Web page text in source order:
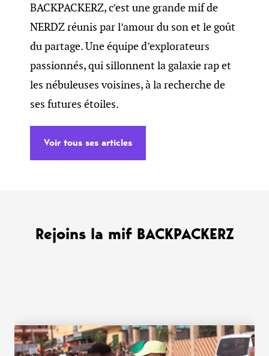
BACKPACKERZ, c’est une grande mif de
NERDZ réunis par l’amour du son et le goût
du partage. Une équipe d’explorateurs
passionnés, qui sillonnent la galaxie rap et
les nébuleuses voisines, à la recherche de
ses futures étoiles.
Voir tous ses articles
Rejoins la mif BACKPACKERZ
WANT MORE ?